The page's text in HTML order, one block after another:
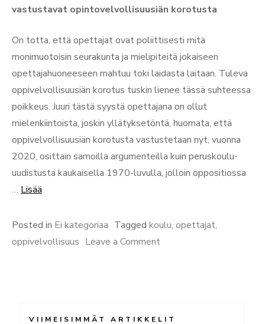
vastustavat opintovelvollisuusiän korotusta
On totta, että opettajat ovat poliittisesti mitä
monimuotoisin seurakunta ja mielipiteitä jokaiseen
opettajahuoneeseen mahtuu toki laidasta laitaan. Tuleva
oppivelvollisuusiän korotus tuskin lienee tässä suhteessa
poikkeus. Juuri tästä syystä opettajana on ollut
mielenkiintoista, joskin yllätyksetöntä, huomata, että
oppivelvollisuusiän korotusta vastustetaan nyt, vuonna
2020, osittain samoilla argumenteilla kuin peruskoulu-
uudistusta kaukaisella 1970-luvulla, jolloin oppositiossa
… Lisää
oppivelvollisuuden
pidentämisen
Posted in Ei kategoriaa Tagged koulu, opettajat,
oppivelvollisuus Leave a Commenton
VIIMEISIMMÄT ARTIKKELIT